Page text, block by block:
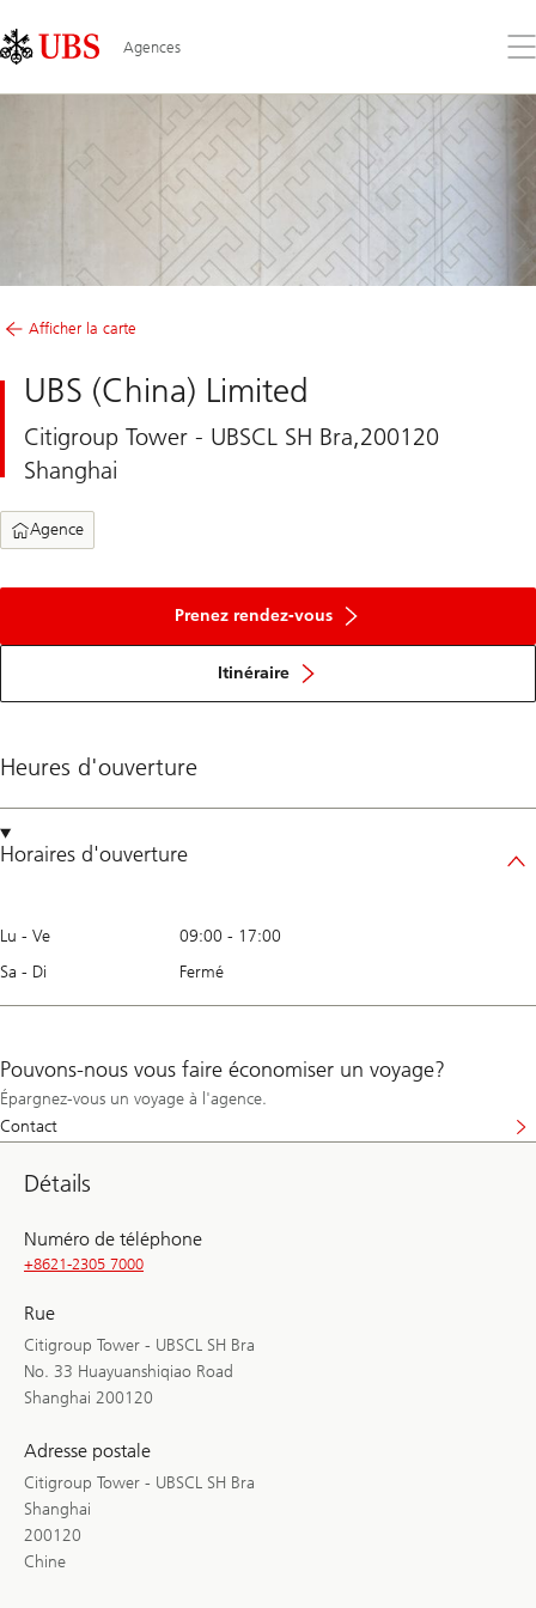
Links
Area
Agences
le
Afficher la carte
UBS (China) Limited
Citigroup Tower - UBSCL SH Bra,200120
Shanghai
Agence
Prenez rendez-vous
Itinéraire
Heures d'ouverture
Horaires d'ouverture
Lu - Ve 09:00 - 17:00
Sa - Di
Fermé
Pouvons-nous vous faire économiser un voyage?
Épargnez-vous un voyage à l'agence.
Contact
Détails
Numéro de téléphone
+8621-2305 7000
Rue
Citigroup Tower - UBSCL SH Bra
No. 33 Huayuanshiqiao Road
Shanghai 200120
Adresse postale
Citigroup Tower - UBSCL SH Bra
Shanghai
200120
Chine